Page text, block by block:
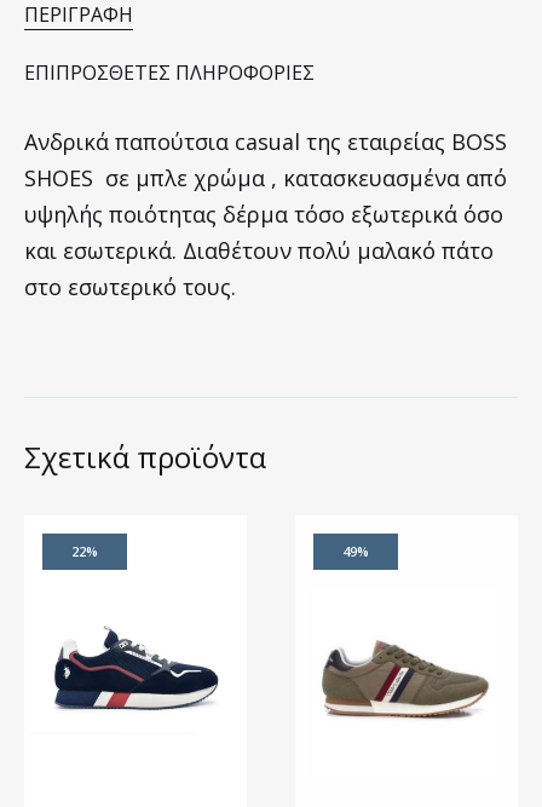
ΠΕΡΙΓΡΑΦΉ
ΕΠΙΠΡΌΣΘΕΤΕΣ ΠΛΗΡΟΦΟΡΊΕΣ
Ανδρικά παπούτσια casual της εταιρείας BOSS
SHOES σε μπλε χρώμα , κατασκευασμένα από
υψηλής ποιότητας δέρμα τόσο εξωτερικά όσο
και εσωτερικά. Διαθέτουν πολύ μαλακό πάτο
στο εσωτερικό τους.
Σχετικά προϊόντα
22% 49%